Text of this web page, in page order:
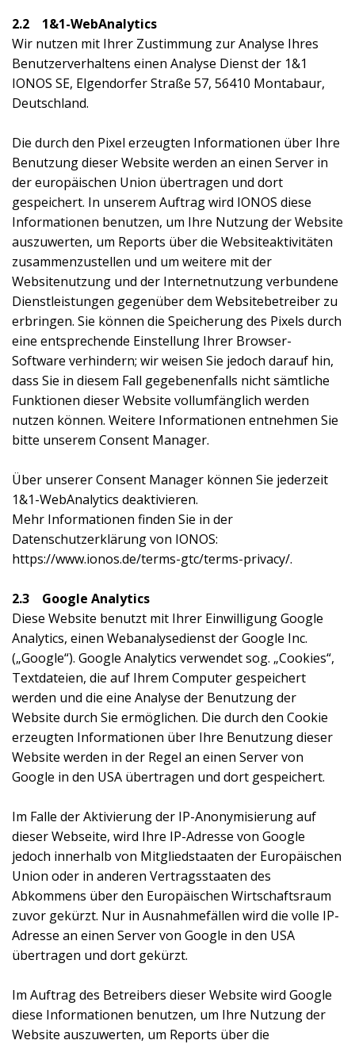
2.2 1&1-WebAnalytics
Wir nutzen mit Ihrer Zustimmung zur Analyse Ihres
Benutzerverhaltens einen Analyse Dienst der 1&1
IONOS SE, Elgendorfer Straße 57, 56410 Montabaur,
Deutschland.
Die durch den Pixel erzeugten Informationen über Ihre
Benutzung dieser Website werden an einen Server in
der europäischen Union übertragen und dort
gespeichert. In unserem Auftrag wird IONOS diese
Informationen benutzen, um Ihre Nutzung der Website
auszuwerten, um Reports über die Websiteaktivitäten
zusammenzustellen und um weitere mit der
Websitenutzung und der Internetnutzung verbundene
Dienstleistungen gegenüber dem Websitebetreiber zu
erbringen. Sie können die Speicherung des Pixels durch
eine entsprechende Einstellung Ihrer Browser-
Software verhindern; wir weisen Sie jedoch darauf hin,
dass Sie in diesem Fall gegebenenfalls nicht sämtliche
Funktionen dieser Website vollumfänglich werden
nutzen können. Weitere Informationen entnehmen Sie
bitte unserem Consent Manager.
Über unserer Consent Manager können Sie jederzeit
1&1-WebAnalytics deaktivieren.
Mehr Informationen finden Sie in der
Datenschutzerklärung von IONOS:
https://www.ionos.de/terms-gtc/terms-privacy/.
2.3 Google Analytics
Diese Website benutzt mit Ihrer Einwilligung Google
Analytics, einen Webanalysedienst der Google Inc.
(„Google“). Google Analytics verwendet sog. „Cookies“,
Textdateien, die auf Ihrem Computer gespeichert
werden und die eine Analyse der Benutzung der
Website durch Sie ermöglichen. Die durch den Cookie
erzeugten Informationen über Ihre Benutzung dieser
Website werden in der Regel an einen Server von
Google in den USA übertragen und dort gespeichert.
Im Falle der Aktivierung der IP-Anonymisierung auf
dieser Webseite, wird Ihre IP-Adresse von Google
jedoch innerhalb von Mitgliedstaaten der Europäischen
Union oder in anderen Vertragsstaaten des
Abkommens über den Europäischen Wirtschaftsraum
zuvor gekürzt. Nur in Ausnahmefällen wird die volle IP-
Adresse an einen Server von Google in den USA
übertragen und dort gekürzt.
Im Auftrag des Betreibers dieser Website wird Google
diese Informationen benutzen, um Ihre Nutzung der
Website auszuwerten, um Reports über die